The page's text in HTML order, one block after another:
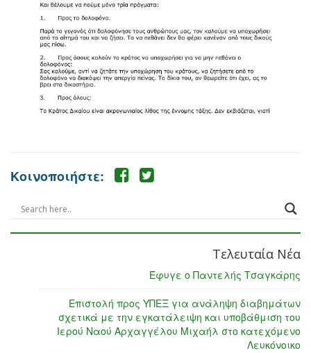
Κοινοποιήστε:
Τελευταία Νέα
Έφυγε ο Παντελής Τσαγκάρης
Επιστολή προς ΥΠΕΞ για ανάληψη διαβημάτων
σχετικά με την εγκατάλειψη και υποβάθμιση του
Ιερού Ναού Αρχαγγέλου Μιχαήλ στο κατεχόμενο
Λευκόνοικο